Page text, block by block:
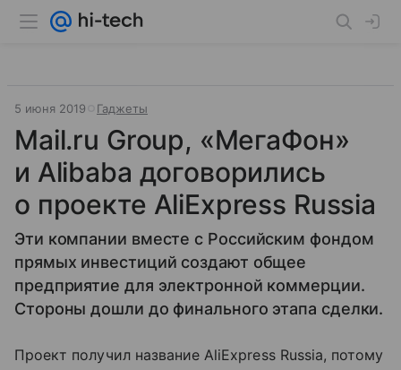
5 июня 2019 Гаджеты
Mail.ru Group, «МегаФон»
и Alibaba договорились
о проекте AliExpress Russia
Эти компании вместе с Российским фондом
прямых инвестиций создают общее
предприятие для электронной коммерции.
Стороны дошли до финального этапа сделки.
Проект получил название AliExpress Russia, потому